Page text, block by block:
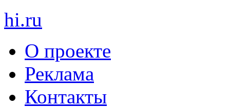
hi.ru
О проекте
Реклама
Контакты